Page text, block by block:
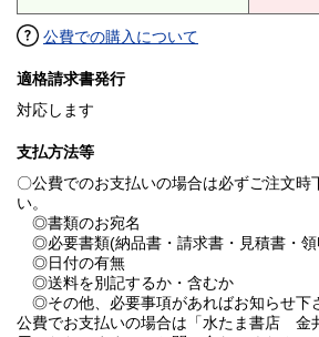
公費での購入について
適格請求書発行
対応します
支払方法等
〇公費でのお支払いの場合は必ずご注文時
い。
◎書類のお宛名
◎必要書類(納品書・請求書・見積書・領
◎日付の有無
◎送料を別記するか・含むか
◎その他、必要事項があればお知らせ下
公費でお支払いの場合は「水たま書店 金